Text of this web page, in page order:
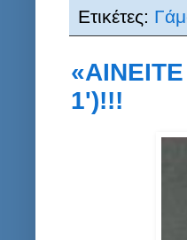
Ετικέτες:
1')!!!